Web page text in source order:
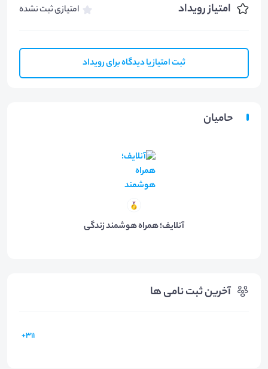
امتیاز رویداد امتیازی ثبت نشده
ثبت امتیاز یا دیدگاه برای رویداد
آخرین ثبت نامی ها
311+
حامیان
آنلایف؛ همراه هوشمند زندگی